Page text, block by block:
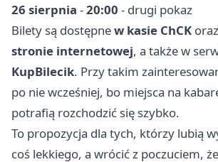
26 sierpnia -20:00 - drugi pokaz
Bilety są dostępnew kasie ChCK oraz
stronie internetowej, a także w
KupBilecik. Przy takim
po nie wcześniej, bo miejsca na
potrafią rozchodzić się szybko.
To propozycja dla tych, którzy lubią
coś lekkiego, a wrócić z poczuciem,